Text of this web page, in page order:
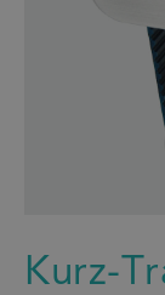
Kurz-